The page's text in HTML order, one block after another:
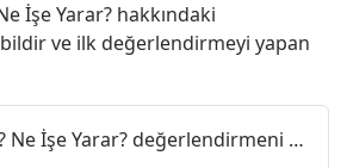
İşe Yarar? hakkındaki
ve ilk değerlendirmeyi yapan
Ortak ATM Nedir? Ne İşe Yarar? değerlendirmeni paylaş